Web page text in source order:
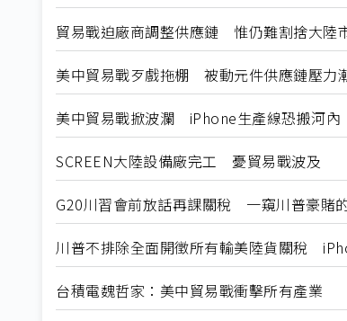
貿易戰迫廠商調整供應鏈 惟仍難割捨大陸
美中貿易戰歹戲拖棚 被動元件供應鏈壓力
美中貿易戰掀波瀾 iPhone生產線恐搬河內
SCREEN大陸設備廠完工 憂貿易戰波及
G20川習會前放話再課關稅 一窺川普豪賭
川普不排除全面開徵所有輸美陸貨關稅
台積電魏哲家：美中貿易戰衝擊所有產業